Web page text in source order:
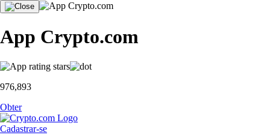
App Crypto.com
976,893
Obter
Cadastrar-se